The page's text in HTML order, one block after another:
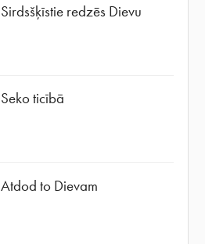
Sirdsšķīstie redzēs Dievu
Seko ticībā
Atdod to Dievam